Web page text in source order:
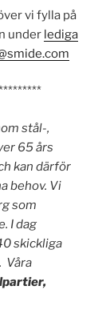
vi fylla på
under lediga
stål-,
65 års
kan därför
behov. Vi
som
I dag
skickliga
Våra